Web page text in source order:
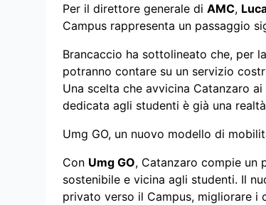
Per il direttore generale di AMC,
Campus rappresenta un passaggio
Brancaccio ha sottolineato che, per
potranno contare su un servizio
Una scelta che avvicina Catanzaro
dedicata agli studenti è già una
Umg GO, un nuovo modello di
Con Umg GO, Catanzaro compie un
sostenibile e vicina agli studenti. Il
privato verso il Campus, migliorare i